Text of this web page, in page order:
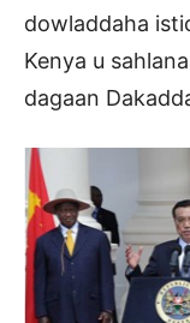
dowladdaha
Kenya u
dagaan